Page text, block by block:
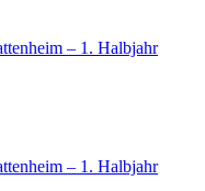
– 1. Halbjahr
– 1. Halbjahr